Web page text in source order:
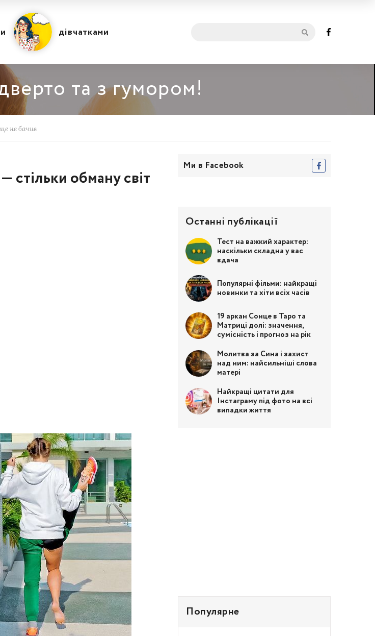
дівчатками
та з гумором!
не бачив
стільки обману світ
Ми в Facebook
Останні публікації
Тест на важкий характер:
наскільки складна у вас
вдача
Популярні фільми: найкращі
новинки та хіти всіх часів
19 аркан Сонце в Таро та
Матриці долі: значення,
сумісність і прогноз на рік
Молитва за Сина і захист
над ним: найсильніші слова
матері
Найкращі цитати для
Інстаграму під фото на всі
випадки життя
Популярне